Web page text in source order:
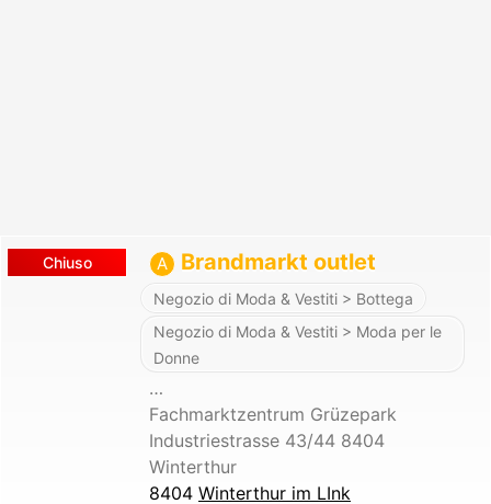
Chiuso A Brandmarkt outlet
Negozio di Moda & Vestiti > Bottega
Negozio di Moda & Vestiti > Moda per le
Donne
…
Fachmarktzentrum Grüzepark
Industriestrasse 43/44 8404
Winterthur
8404 Winterthur im LInk